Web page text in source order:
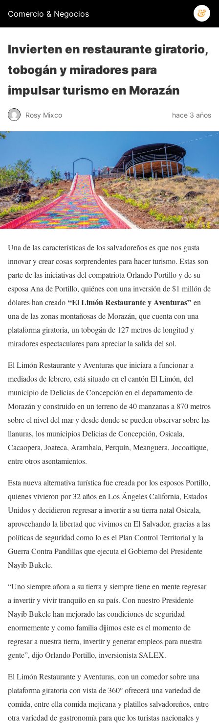
Comercio & Negocios
Invierten en restaurante giratorio,
tobogán y miradores para
impulsar turismo en Morazán
Rosy Mixco hace 3 años
Una de las características de los salvadoreños es que nos gusta
innovar y crear cosas sorprendentes para hacer turismo. Estas son
parte de las iniciativas del compatriota Orlando Portillo y de su
esposa Ana de Portillo, quiénes con una inversión de $1 millón de
dólares han creado “El Limón Restaurante y Aventuras” en
una de las zonas montañosas de Morazán, que cuenta con una
plataforma giratoria, un tobogán de 127 metros de longitud y
miradores espectaculares para apreciar la salida del sol.
El Limón Restaurante y Aventuras que iniciara a funcionar a
mediados de febrero, está situado en el cantón El Limón, del
municipio de Delicias de Concepción en el departamento de
Morazán y construido en un terreno de 40 manzanas a 870 metros
sobre el nivel del mar y desde donde se pueden observar sobre las
llanuras, los municipios Delicias de Concepción, Osicala,
Cacaopera, Joateca, Arambala, Perquín, Meanguera, Jocoaitique,
entre otros asentamientos.
Esta nueva alternativa turística fue creada por los esposos Portillo,
quienes vivieron por 32 años en Los Ángeles California, Estados
Unidos y decidieron regresar a invertir a su tierra natal Osicala,
aprovechando la libertad que vivimos en El Salvador, gracias a las
políticas de seguridad como lo es el Plan Control Territorial y la
Guerra Contra Pandillas que ejecuta el Gobierno del Presidente
Nayib Bukele.
“Uno siempre añora a su tierra y siempre tiene en mente regresar
a invertir y vivir tranquilo en su país. Con nuestro Presidente
Nayib Bukele han mejorado las condiciones de seguridad
enormemente y como familia dijimos este es el momento de
regresar a nuestra tierra, invertir y generar empleos para nuestra
gente”, dijo Orlando Portillo, inversionista SALEX.
El Limón Restaurante y Aventuras, con un comedor sobre una
plataforma giratoria con vista de 360° ofrecerá una variedad de
comida, entre ella comida mejicana y platillos salvadoreños, entre
otra variedad de gastronomía para que los turistas nacionales y